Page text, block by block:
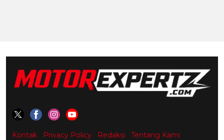
Kontak Privacy Policy Redaksi Tentang Kami